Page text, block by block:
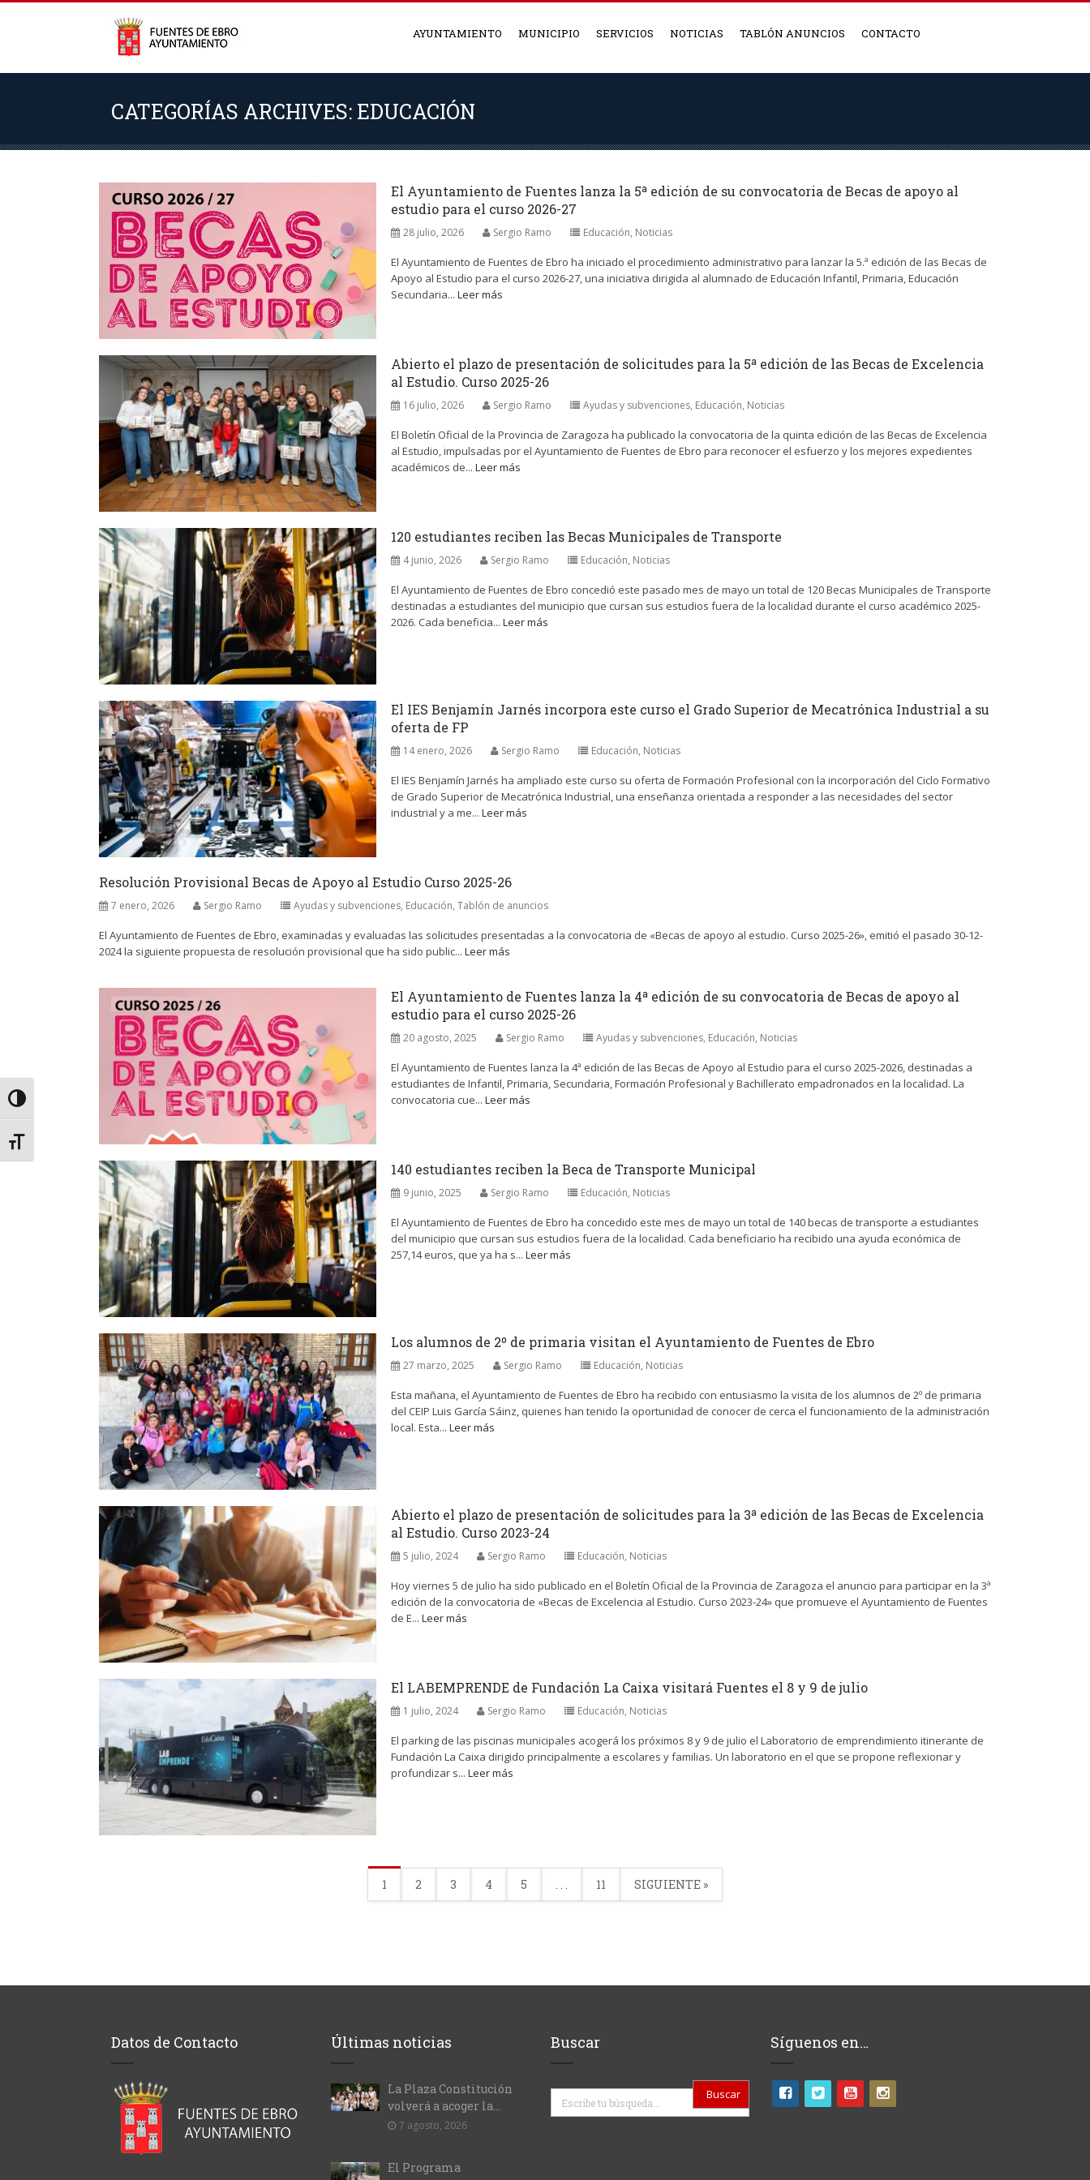
Alternar alto contraste
Alternar tamaño de letra
AYUNTAMIENTO MUNICIPIO SERVICIOS NOTICIAS TABLÓN ANUNCIOS CONTACTO
CATEGORÍAS ARCHIVES: EDUCACIÓN
El Ayuntamiento de Fuentes lanza la 5ª edición de su convocatoria de Becas de apoyo al
estudio para el curso 2026-27
28 julio, 2026 Sergio Ramo Educación, Noticias
El Ayuntamiento de Fuentes de Ebro ha iniciado el procedimiento administrativo para lanzar la 5.ª edición de las Becas de
Apoyo al Estudio para el curso 2026-27, una iniciativa dirigida al alumnado de Educación Infantil, Primaria, Educación
Secundaria... Leer más
Abierto el plazo de presentación de solicitudes para la 5ª edición de las Becas de Excelencia
al Estudio. Curso 2025-26
16 julio, 2026 Sergio Ramo Ayudas y subvenciones, Educación, Noticias
El Boletín Oficial de la Provincia de Zaragoza ha publicado la convocatoria de la quinta edición de las Becas de Excelencia
al Estudio, impulsadas por el Ayuntamiento de Fuentes de Ebro para reconocer el esfuerzo y los mejores expedientes
académicos de... Leer más
120 estudiantes reciben las Becas Municipales de Transporte
4 junio, 2026 Sergio Ramo Educación, Noticias
El Ayuntamiento de Fuentes de Ebro concedió este pasado mes de mayo un total de 120 Becas Municipales de Transporte
destinadas a estudiantes del municipio que cursan sus estudios fuera de la localidad durante el curso académico 2025-
2026. Cada beneficia... Leer más
El IES Benjamín Jarnés incorpora este curso el Grado Superior de Mecatrónica Industrial a su
oferta de FP
14 enero, 2026 Sergio Ramo Educación, Noticias
El IES Benjamín Jarnés ha ampliado este curso su oferta de Formación Profesional con la incorporación del Ciclo Formativo
de Grado Superior de Mecatrónica Industrial, una enseñanza orientada a responder a las necesidades del sector
industrial y a me... Leer más
Resolución Provisional Becas de Apoyo al Estudio Curso 2025-26
7 enero, 2026 Sergio Ramo Ayudas y subvenciones, Educación, Tablón de anuncios
El Ayuntamiento de Fuentes de Ebro, examinadas y evaluadas las solicitudes presentadas a la convocatoria de «Becas de apoyo al estudio. Curso 2025-26», emitió el pasado 30-12-
2024 la siguiente propuesta de resolución provisional que ha sido public... Leer más
El Ayuntamiento de Fuentes lanza la 4ª edición de su convocatoria de Becas de apoyo al
estudio para el curso 2025-26
20 agosto, 2025 Sergio Ramo Ayudas y subvenciones, Educación, Noticias
El Ayuntamiento de Fuentes lanza la 4ª edición de las Becas de Apoyo al Estudio para el curso 2025-2026, destinadas a
estudiantes de Infantil, Primaria, Secundaria, Formación Profesional y Bachillerato empadronados en la localidad. La
convocatoria cue... Leer más
140 estudiantes reciben la Beca de Transporte Municipal
9 junio, 2025 Sergio Ramo Educación, Noticias
El Ayuntamiento de Fuentes de Ebro ha concedido este mes de mayo un total de 140 becas de transporte a estudiantes
del municipio que cursan sus estudios fuera de la localidad. Cada beneficiario ha recibido una ayuda económica de
257,14 euros, que ya ha s... Leer más
Los alumnos de 2º de primaria visitan el Ayuntamiento de Fuentes de Ebro
27 marzo, 2025 Sergio Ramo Educación, Noticias
Esta mañana, el Ayuntamiento de Fuentes de Ebro ha recibido con entusiasmo la visita de los alumnos de 2º de primaria
del CEIP Luis García Sáinz, quienes han tenido la oportunidad de conocer de cerca el funcionamiento de la administración
local. Esta... Leer más
Abierto el plazo de presentación de solicitudes para la 3ª edición de las Becas de Excelencia
al Estudio. Curso 2023-24
5 julio, 2024 Sergio Ramo Educación, Noticias
Hoy viernes 5 de julio ha sido publicado en el Boletín Oficial de la Provincia de Zaragoza el anuncio para participar en la 3ª
edición de la convocatoria de «Becas de Excelencia al Estudio. Curso 2023-24» que promueve el Ayuntamiento de Fuentes
de E... Leer más
El LABEMPRENDE de Fundación La Caixa visitará Fuentes el 8 y 9 de julio
1 julio, 2024 Sergio Ramo Educación, Noticias
El parking de las piscinas municipales acogerá los próximos 8 y 9 de julio el Laboratorio de emprendimiento itinerante de
Fundación La Caixa dirigido principalmente a escolares y familias. Un laboratorio en el que se propone reflexionar y
profundizar s... Leer más
1 2 3 4 5 . . . 11 SIGUIENTE »
Datos de Contacto Últimas noticias
La Plaza Constitución
volverá a acoger la...
7 agosto, 2026
El Programa
Buscar
Buscar
Síguenos en…